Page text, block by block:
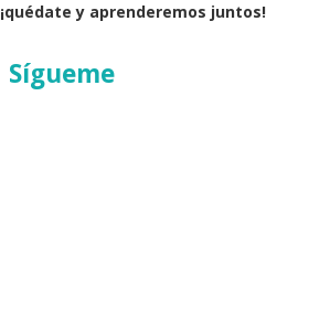
¡quédate y aprenderemos juntos!
Sígueme